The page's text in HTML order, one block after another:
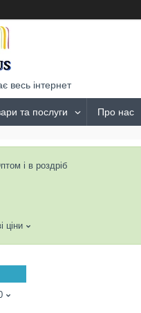
весь інтернет
та послуги Про нас
і в роздріб
ціни